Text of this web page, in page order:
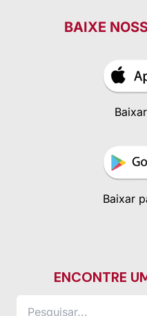
BAIXE
Baixar
ENCONTRE